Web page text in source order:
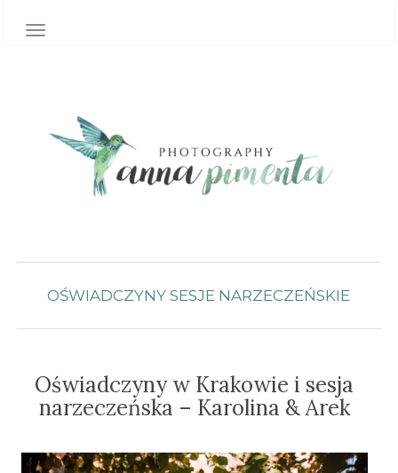
TOGGLE NAVIGATION
OŚWIADCZYNY SESJE NARZECZEŃSKIE
Oświadczyny w Krakowie i sesja
narzeczeńska – Karolina & Arek